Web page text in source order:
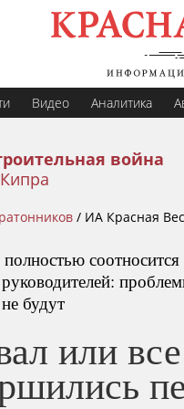
Видео Аналитика
война
/ ИА Красная
будут
или